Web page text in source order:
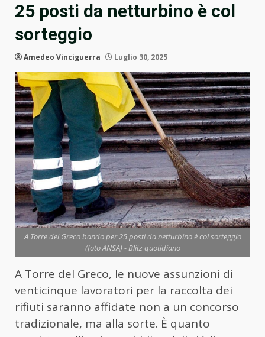
25 posti da netturbino è col
sorteggio
Amedeo Vinciguerra Luglio 30, 2025
A Torre del Greco bando per 25 posti da netturbino è col sorteggio
(foto ANSA) - Blitz quotidiano
A Torre del Greco, le nuove assunzioni di
venticinque lavoratori per la raccolta dei
rifiuti saranno affidate non a un concorso
tradizionale, ma alla sorte. È quanto